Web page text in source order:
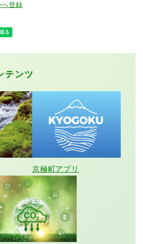
へ登録
テンツ
京極町アプリ